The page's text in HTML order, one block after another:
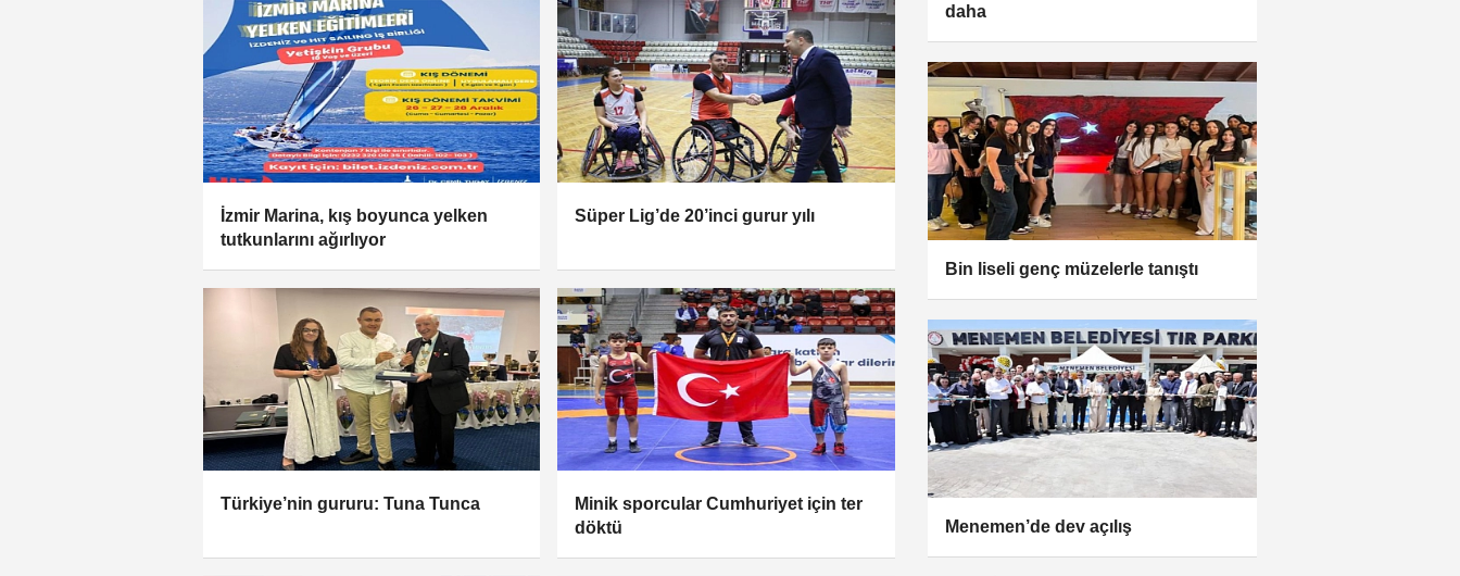
İzmir Marina, kış boyunca yelken
tutkunlarını ağırlıyor
Süper Lig’de 20’inci gurur yılı
Türkiye’nin gururu: Tuna Tunca
Minik sporcular Cumhuriyet için ter
döktü
daha
Bin liseli genç müzelerle tanıştı
Menemen’de dev açılış